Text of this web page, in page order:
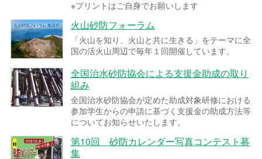
※プリントはご自身でお願いします
火山砂防フォーラム
「火山を知り、火山と共に生きる」をテーマに全
国の活火山周辺で毎年１回開催しています。
全国治水砂防協会による支援金助成の取り
組み
全国治水砂防協会が定めた助成対象研修における
参加学生からの申請に基づく支援金の助成方法等
についてお知らせいたします。
第10回 砂防カレンダー写真コンテスト募
集